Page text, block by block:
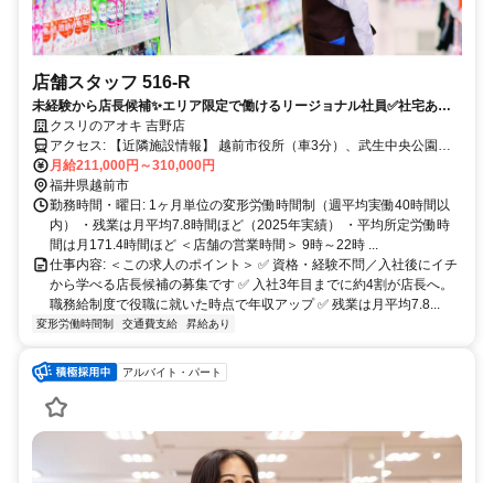
店舗スタッフ 516-R
未経験から店長候補✨エリア限定で働けるリージョナル社員✅社宅あり
｜残業月7.8h
クスリのアオキ 吉野店
アクセス: 【近隣施設情報】 越前市役所（車3分）、武生中央公園
月給211,000円～310,000円
福井県越前市
勤務時間・曜日: 1ヶ月単位の変形労働時間制（週平均実働40時間以
内） ・残業は月平均7.8時間ほど（2025年実績） ・平均所定労働時
間は月171.4時間ほど ＜店舗の営業時間＞ 9時～22時 ...
仕事内容: ＜この求人のポイント＞ ✅ 資格・経験不問／入社後にイチ
から学べる店長候補の募集です ✅ 入社3年目までに約4割が店長へ。
職務給制度で役職に就いた時点で年収アップ ✅ 残業は月平均7.8...
変形労働時間制 交通費支給 昇給あり
アルバイト・パート